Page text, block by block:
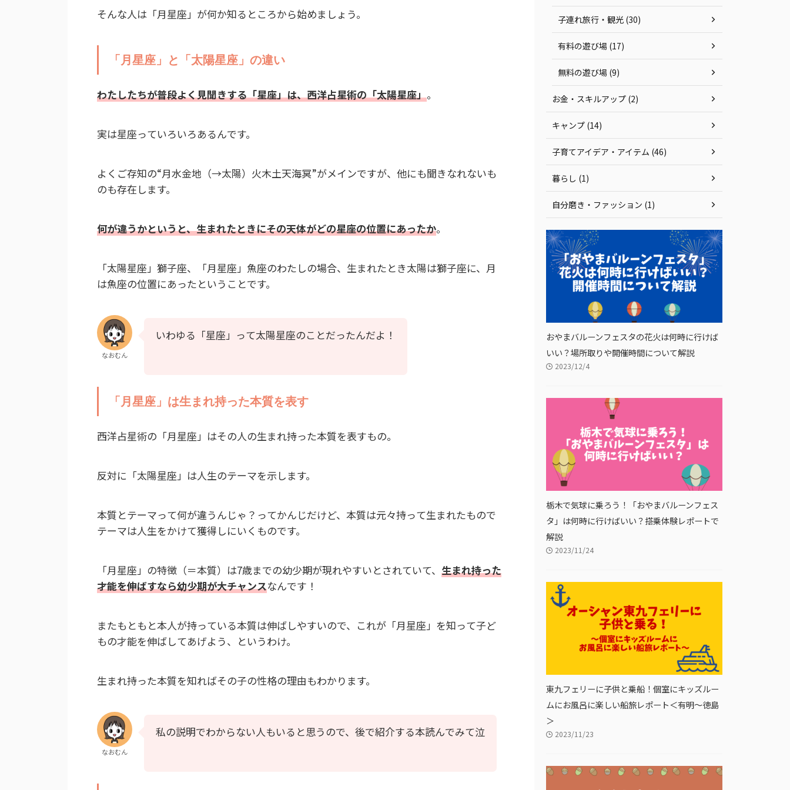
そんな人は「月星座」が何か知るところから始めましょう。
「月星座」と「太陽星座」の違い
わたしたちが普段よく見聞きする「星座」は、西洋占星術の「太陽星座」。
実は星座っていろいろあるんです。
よくご存知の“月水金地（→太陽）火木土天海冥”がメインですが、他にも聞きなれないも
のも存在します。
何が違うかというと、生まれたときにその天体がどの星座の位置にあったか。
「太陽星座」獅子座、「月星座」魚座のわたしの場合、生まれたとき太陽は獅子座に、月
は魚座の位置にあったということです。
なおむん
いわゆる「星座」って太陽星座のことだったんだよ！
「月星座」は生まれ持った本質を表す
西洋占星術の「月星座」はその人の生まれ持った本質を表すもの。
反対に「太陽星座」は人生のテーマを示します。
本質とテーマって何が違うんじゃ？ってかんじだけど、本質は元々持って生まれたもので
テーマは人生をかけて獲得しにいくものです。
「月星座」の特徴（＝本質）は7歳までの幼少期が現れやすいとされていて、 生まれ持った
才能を伸ばすなら幼少期が大チャンスなんです！
またもともと本人が持っている本質は伸ばしやすいので、これが「月星座」を知って子ど
もの才能を伸ばしてあげよう、というわけ。
生まれ持った本質を知ればその子の性格の理由もわかります。
なおむん
私の説明でわからない人もいると思うので、後で紹介する本読んでみて泣
子連れ旅行・観光 (30)
有料の遊び場 (17)
無料の遊び場 (9)
お金・スキルアップ (2)
キャンプ (14)
子育てアイデア・アイテム (46)
暮らし (1)
自分磨き・ファッション (1)
おやまバルーンフェスタの花火は何時に行けば
いい？場所取りや開催時間について解説
2023/12/4
栃木で気球に乗ろう！「おやまバルーンフェス
タ」は何時に行けばいい？搭乗体験レポートで
解説
2023/11/24
東九フェリーに子供と乗船！個室にキッズルー
ムにお風呂に楽しい船旅レポート＜有明〜徳島
＞
2023/11/23